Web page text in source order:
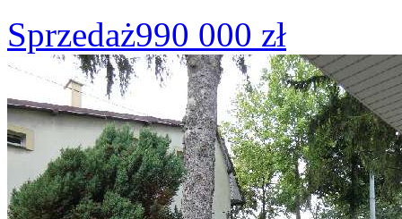
Sprzedaż990 000 zł